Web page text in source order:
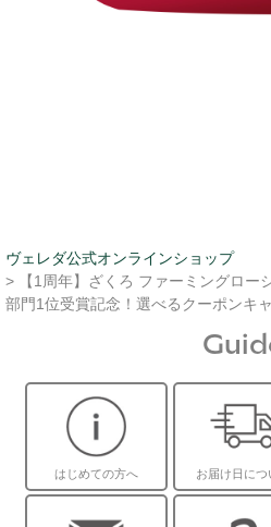
ヴェレダ公式オンラインショップ
> 【1周年】ざくろ ファーミングロー
部門1位受賞記念！選べるクーポンキ
はじめての方へ お届け日につ